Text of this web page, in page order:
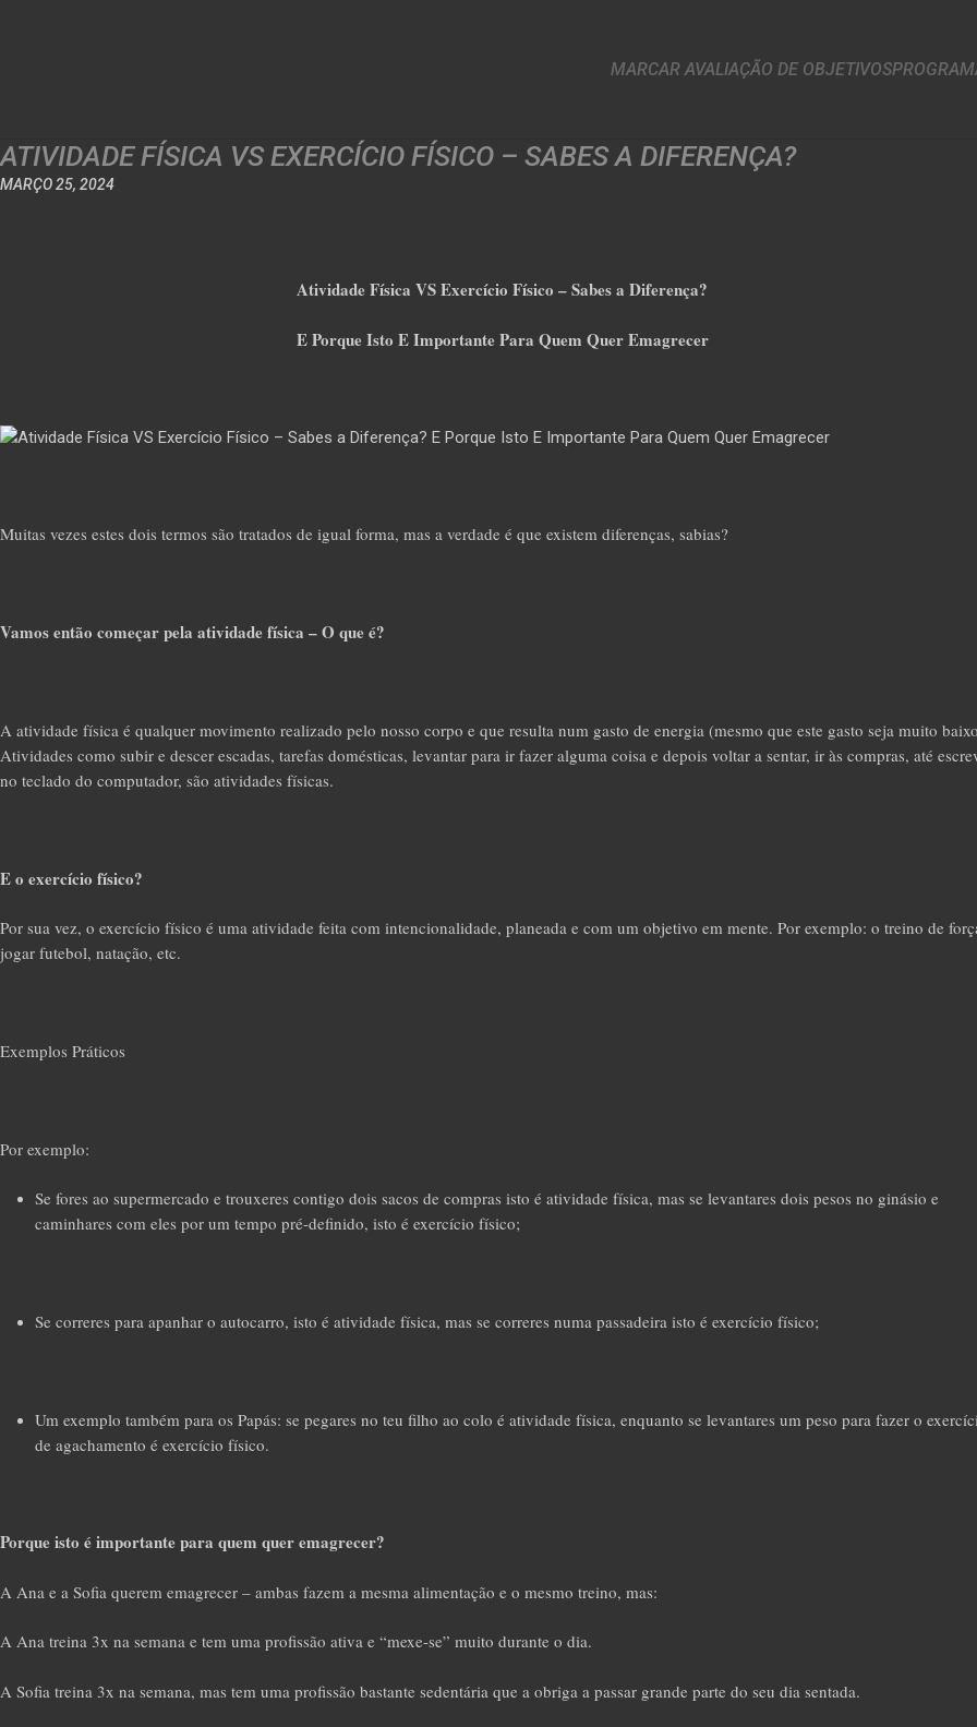
MARCAR AVALIAÇÃO DE OBJETIVOS
ATIVIDADE FÍSICA VS EXERCÍCIO FÍSICO – SABES A DIFERENÇA?
MARÇO 25, 2024
Atividade Física VS Exercício Físico – Sabes a Diferença?
E Porque Isto E Importante Para Quem Quer Emagrecer
Muitas vezes estes dois termos são tratados de igual forma, mas a verdade é que existem diferenças, sabias?
Vamos então começar pela atividade física – O que é?
A atividade física é qualquer movimento realizado pelo nosso corpo e que resulta num gasto de energia (mesmo que este gasto seja muito
Atividades como subir e descer escadas, tarefas domésticas, levantar para ir fazer alguma coisa e depois voltar a sentar, ir às compras, até
no teclado do computador, são atividades físicas.
E o exercício físico?
Por sua vez, o exercício físico é uma atividade feita com intencionalidade, planeada e com um objetivo em mente. Por exemplo: o treino de
jogar futebol, natação, etc.
Exemplos Práticos
Por exemplo:
Se fores ao supermercado e trouxeres contigo dois sacos de compras isto é atividade física, mas se levantares dois pesos no ginásio e
caminhares com eles por um tempo pré-definido, isto é exercício físico;
Se correres para apanhar o autocarro, isto é atividade física, mas se correres numa passadeira isto é exercício físico;
Um exemplo também para os Papás: se pegares no teu filho ao colo é atividade física, enquanto se levantares um peso para fazer o
de agachamento é exercício físico.
Porque isto é importante para quem quer emagrecer?
A Ana e a Sofia querem emagrecer – ambas fazem a mesma alimentação e o mesmo treino, mas:
A Ana treina 3x na semana e tem uma profissão ativa e “mexe-se” muito durante o dia.
A Sofia treina 3x na semana, mas tem uma profissão bastante sedentária que a obriga a passar grande parte do seu dia sentada.